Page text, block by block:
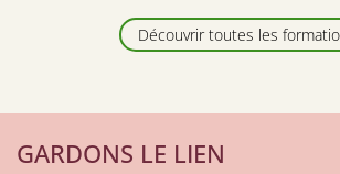
Découvrir toutes les
GARDONS LE LIEN